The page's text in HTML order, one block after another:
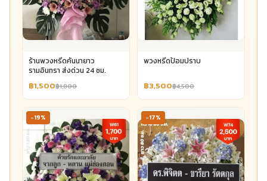
ร้านพวงหรีดคันนายาว
รามอินทรา ส่งด่วน 24 ชม.
฿1,500฿1,800
พวงหรีดป้อมปราบ
฿3,500฿4,500
-19% -17%